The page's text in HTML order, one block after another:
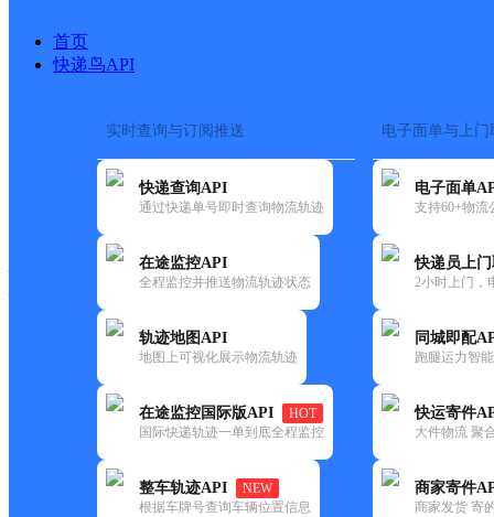
首页
快递鸟API
实时查询与订阅推送
快递查询API
通过快递单号即时查询物流轨迹
在途监控API
全程监控并推送物流轨迹状态
轨迹地图API
地图上可视化展示物流轨迹
在途监控国际版API
HOT
国际快递轨迹一单到底全程监控
整车轨迹API
NEW
根据车牌号查询车辆位置信息
电子面单与上门
电子面单
支持60+物流
快递员上
2小时上门，
同城即配
跑腿运力智
快运寄件
大件物流 聚
商家寄件
商家发货 寄
快运大全 快递时效
百世
任县
更新时间：2021-11-26 00:00:00